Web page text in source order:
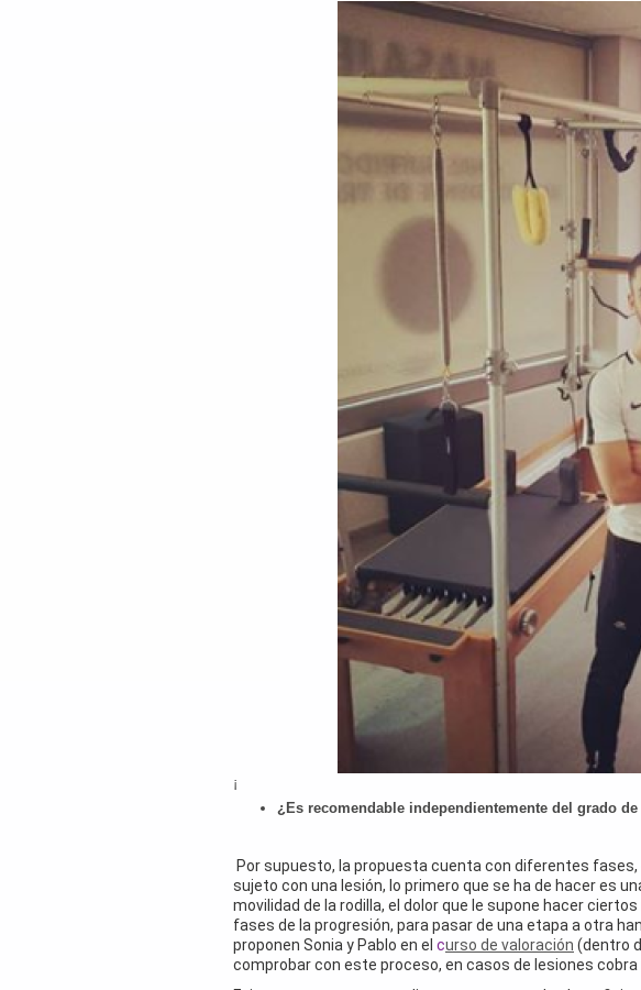
¡
¿Es recomendable independientemente del grado
Por supuesto, la propuesta cuenta con diferentes
sujeto con una lesión, lo primero que se ha de hacer es
movilidad de la rodilla, el dolor que le supone hacer
fases de la progresión, para pasar de una etapa a otra
proponen Sonia y Pablo en el curso de valoración (dentro
comprobar con este proceso, en casos de lesiones